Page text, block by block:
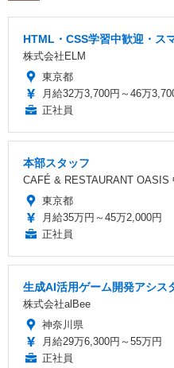
HTML・CSS学習中歓迎・ス
株式会社ELM
東京都
月給32万3,700円～46万
正社員
本部スタッフ
CAFÉ & RESTAURANT OASIS
東京都
月給35万円～45万2,000円
正社員
生成AI活用ゲーム開発アシス
株式会社alBee
神奈川県
月給29万6,300円～55万円
正社員